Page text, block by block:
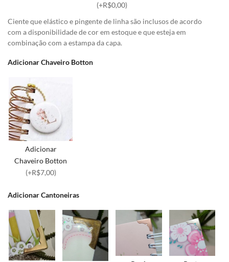
(+R$0,00)
Ciente que elástico e pingente de linha são inclusos de acordo
com a disponibilidade de cor em estoque e que esteja em
combinação com a estampa da capa.
Adicionar Chaveiro Botton
Adicionar
Chaveiro Botton
(+R$7,00)
Adicionar Cantoneiras